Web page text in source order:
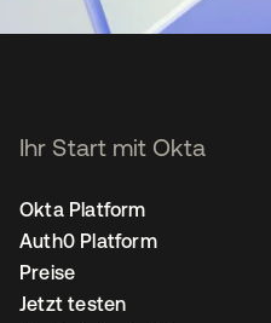
Ihr Start mit Okta
Okta Platform
Auth0 Platform
Preise
Jetzt testen